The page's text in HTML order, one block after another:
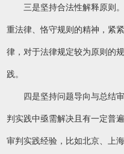
三是坚持合法性解释原则。
重法律、恪守规则的精神，紧
律，对于法律规定较为原则的
践。
四是坚持问题导向与总结审
判实践中亟需解决且有一定普
审判实践经验，比如北京、上